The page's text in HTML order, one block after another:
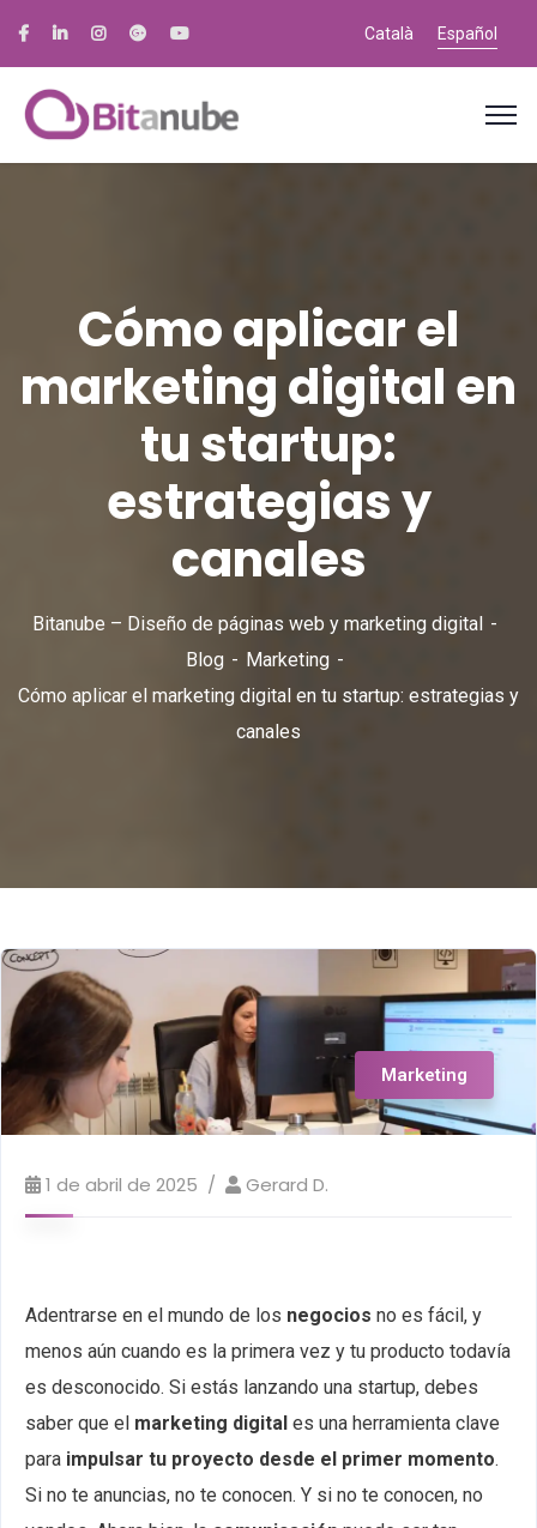
Català Español
Cómo aplicar el
marketing digital en
tu startup:
estrategias y
canales
Bitanube – Diseño de páginas web y marketing digital
Blog
Marketing
Cómo aplicar el marketing digital en tu startup: estrategias y
canales
Marketing
1 de abril de 2025 Gerard D.
Adentrarse en el mundo de los negocios no es fácil, y
menos aún cuando es la primera vez y tu producto todavía
es desconocido. Si estás lanzando una startup, debes
saber que el marketing digital es una herramienta clave
para impulsar tu proyecto desde el primer momento.
Si no te anuncias, no te conocen. Y si no te conocen, no